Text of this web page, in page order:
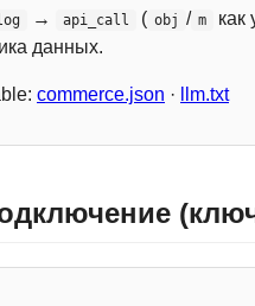
→ api_call ( obj / m как
данных.
commerce.json · llm.txt
(ключ